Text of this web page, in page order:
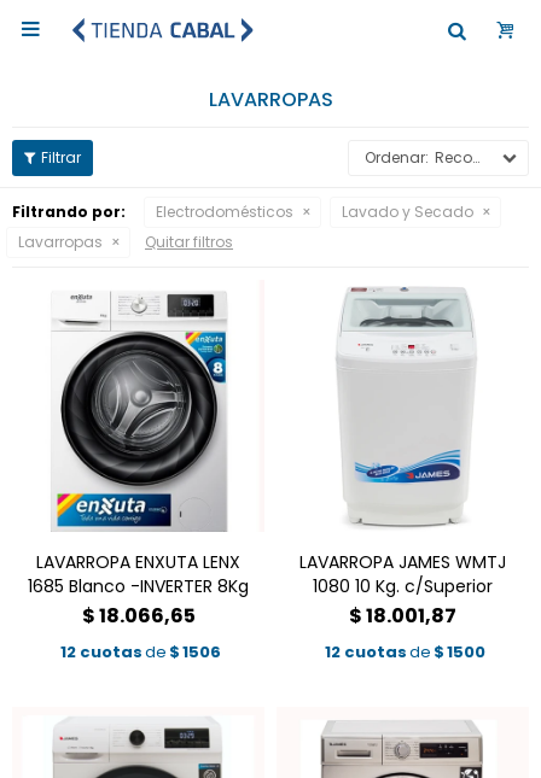

LAVARROPAS
Recomendados
Filtrando por: Electrodomésticos
Lavado y Secado
Lavarropas
Quitar filtros
LAVARROPA ENXUTA LENX
1685 Blanco -INVERTER 8Kg
$18.066,65
12 cuotasde $1506
LAVARROPA JAMES WMTJ
1080 10 Kg. c/Superior
$18.001,87
12 cuotasde $1500